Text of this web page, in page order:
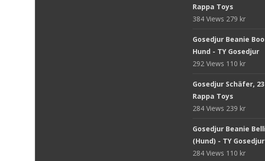
Rappa Toys
384 Views 279 kr
Gosedjur Beanie
Hund - TY Gosedjur
292 Views 110 kr
Gosedjur Schäfer,
Rappa Toys
284 Views 239 kr
Gosedjur Beanie
(Hund) - TY Gosedjur
284 Views 110 kr